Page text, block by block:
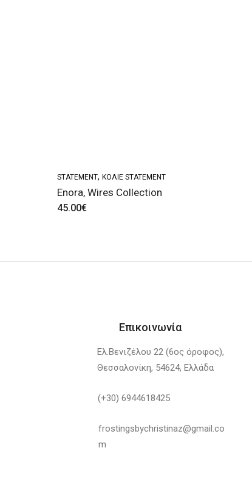
STATEMENT, ΚΟΛΙΈ STATEMENT
Enora, Wires Collection
45.00€
Επικοινωνία
Ελ.Βενιζέλου 22 (6ος όροφος),
Θεσσαλονίκη, 54624, Ελλάδα
(+30) 6944618425
frostingsbychristinaz@gmail.co
m